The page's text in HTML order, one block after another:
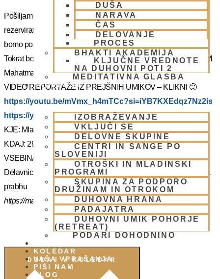
DUŠA
NARAVA
ČAS
DELOVANJE
PROCES
BHAKTI AKADEMIJA
KLJUČNE VREDNOTE
NA DUHOVNI POTI 2
MEDITATIVNA GLASBA
SKUPNOST
IZOBRAŽEVANJE
VKLJUČI SE
DELOVNE SKUPINE
CENTRI IN SANGE PO
SLOVENIJI
OTROŠKI IN MLADINSKI
PROGRAMI
SKUPINA ZA PODPORO
DRUŽINAM IN OTROKOM
DUHOVNA HRANA
PADAJATRA
DUHOVNI UMIK POHORJE
(RETREAT)
PODARI DOHODNINO
KOLEDAR
VAŠA VPRAŠANJA
PIŠI NAM
BLOG
Pošiljamo vam samo osnovno informacijo tako da si lahko
rezervirate dopust. Več podatkov in možnost za prijavo vam
bomo poslal kasneje.
Tokrat bo z nami Šrila Prabhupadov učenec, duhovni učitelj NM
Mahatma prabhu. Redka priložnost, ki jo ne velja izpustiti.
VIDEO REPORTAŽE IZ PREJŠNIH UMIKOV – KLIKNI 🙂
https://youtu.be/mVmx_h4mTCc?si=iYB7KXEdqz7Nz2is
https://youtu.be/AziuZJyrho4?si=Zr5a_H8Hj-X888vW
KJE: Mladinski dom na Smolniku (mariborsko Pohorje)
KDAJ: 29.7.- 2.8.2025 (od torka do sobote)
VSEBINA:
Delavnice in bo vodil, Šrila Prabhupadov učenec NM Mahatma
prabhu
https://mahatmadas.com